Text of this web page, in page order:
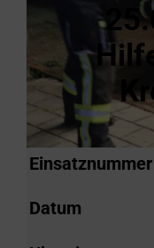
Einsatznummer
Datum